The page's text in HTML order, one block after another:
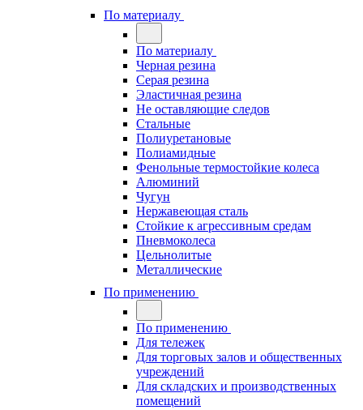
По материалу
По материалу
Черная резина
Серая резина
Эластичная резина
Не оставляющие следов
Стальные
Полиуретановые
Полиамидные
Фенольные термостойкие колеса
Алюминий
Чугун
Нержавеющая сталь
Стойкие к агрессивным средам
Пневмоколеса
Цельнолитые
Металлические
По применению
По применению
Для тележек
Для торговых залов и общественных
учреждений
Для складских и производственных
помещений